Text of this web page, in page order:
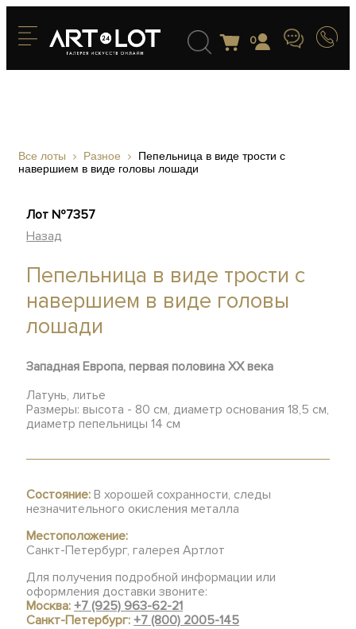
0
Все лоты Разное
Пепельница в виде трости с
навершием в виде головы лошади
Лот №7357
Назад
Пепельница в виде трости с
навершием в виде головы
лошади
Западная Европа, первая половина ХХ века
Латунь, литье
Размеры: высота - 80 см, диаметр основания 18,5 см,
диаметр пепельницы 14 см
Состояние: В хорошей сохранности, следы
незначительного окисления металла
Местоположение:
Санкт-Петербург, галерея Артлот
Для получения подробной информации или
оформления доставки звоните:
Москва:+7 (925) 963-62-21
Санкт-Петербург:+7 (800) 2005-145